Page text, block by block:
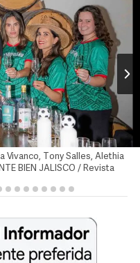
Vivanco, Tony Salles, Alethia
BIEN JALISCO / Revista